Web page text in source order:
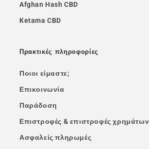
Afghan Hash CBD
Ketama CBD
Πρακτικές πληροφορίες
Ποιοι είμαστε;
Επικοινωνία
Παράδοση
Επιστροφές & επιστροφές χρημάτων
Ασφαλείς πληρωμές